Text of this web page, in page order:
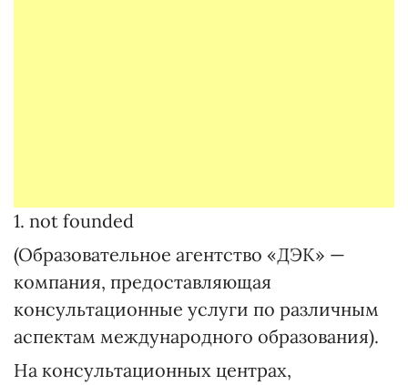
1. not founded
(Образовательное агентство «ДЭК» —
компания, предоставляющая
консультационные услуги по различным
аспектам международного образования).
На консультационных центрах,